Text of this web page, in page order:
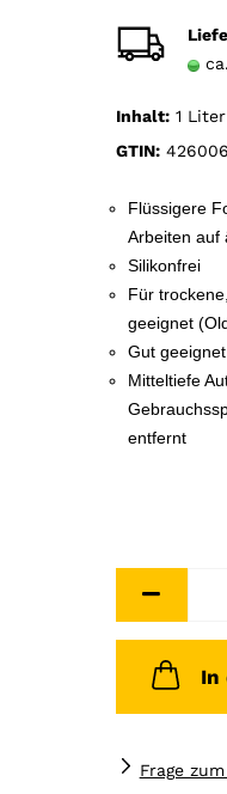
Inhalt: 1 Liter
GTIN:
Flüssigere
Arbeiten auf
Silikonfrei
Für
geeignet
Gut
Mitteltiefe
entfernt
In
Frage